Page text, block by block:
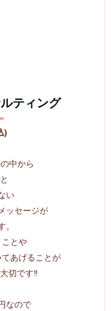
ティング
)
中から
い
ッセージが
。
とや
あげることが
切です‼️
なので